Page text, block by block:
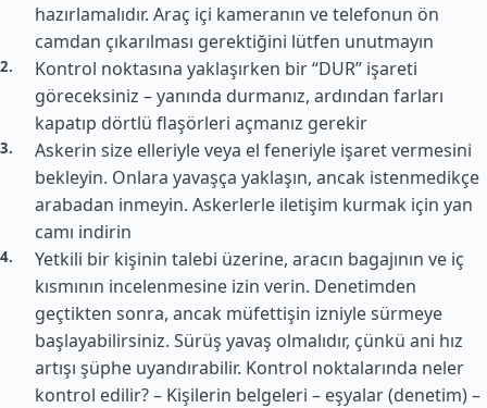
hazırlamalıdır. Araç içi kameranın ve telefonun ön
camdan çıkarılması gerektiğini lütfen unutmayın
Kontrol noktasına yaklaşırken bir “DUR” işareti
göreceksiniz – yanında durmanız, ardından farları
kapatıp dörtlü flaşörleri açmanız gerekir
Askerin size elleriyle veya el feneriyle işaret vermesini
bekleyin. Onlara yavaşça yaklaşın, ancak istenmedikçe
arabadan inmeyin. Askerlerle iletişim kurmak için yan
camı indirin
Yetkili bir kişinin talebi üzerine, aracın bagajının ve iç
kısmının incelenmesine izin verin. Denetimden
geçtikten sonra, ancak müfettişin izniyle sürmeye
başlayabilirsiniz. Sürüş yavaş olmalıdır, çünkü ani hız
artışı şüphe uyandırabilir. Kontrol noktalarında neler
kontrol edilir? – Kişilerin belgeleri – eşyalar (denetim) –